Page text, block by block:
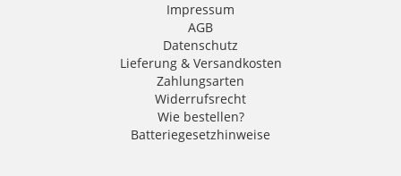
Impressum
AGB
Datenschutz
Lieferung & Versandkosten
Zahlungsarten
Widerrufsrecht
Wie bestellen?
Batteriegesetzhinweise